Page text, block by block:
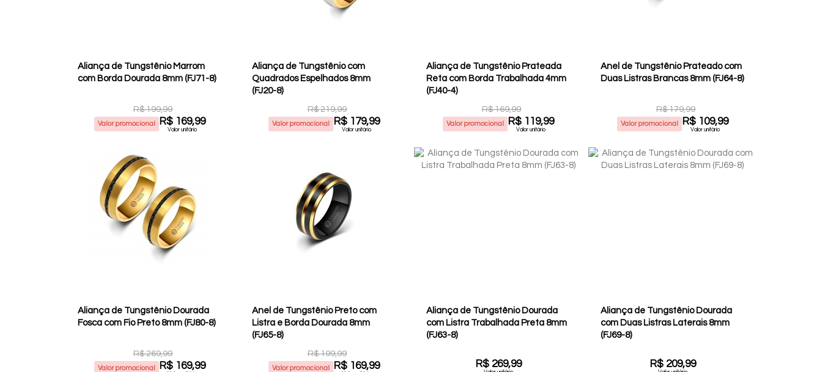
Aliança de Tungstênio Marrom
com Borda Dourada 8mm (FJ71-8)
R$ 199,99
Valor promocional R$ 169,99
Valor unitário
Aliança de Tungstênio com
Quadrados Espelhados 8mm
(FJ20-8)
R$ 219,99
Valor promocional R$ 179,99
Valor unitário
Aliança de Tungstênio Prateada
Reta com Borda Trabalhada 4mm
(FJ40-4)
R$ 169,99
Valor promocional R$ 119,99
Valor unitário
Anel de Tungstênio Prateado com
Duas Listras Brancas 8mm (FJ64-8)
R$ 179,99
Valor promocional R$ 109,99
Valor unitário
Aliança de Tungstênio Dourada
Fosca com Fio Preto 8mm (FJ80-8)
R$ 269,99
Valor promocional R$ 169,99
Anel de Tungstênio Preto com
Listra e Borda Dourada 8mm
(FJ65-8)
R$ 199,99
Valor promocional R$ 169,99
Aliança de Tungstênio Dourada
com Listra Trabalhada Preta 8mm
(FJ63-8)
R$ 269,99
Aliança de Tungstênio Dourada
com Duas Listras Laterais 8mm
(FJ69-8)
R$ 209,99